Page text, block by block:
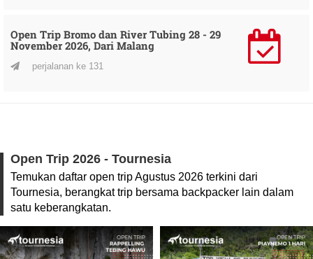
Open Trip Bromo dan River Tubing 28 - 29
November 2026, Dari Malang
perjalanan ke 131
Open Trip 2026 - Tournesia
Temukan daftar open trip Agustus 2026 terkini dari
Tournesia, berangkat trip bersama backpacker lain dalam
satu keberangkatan.